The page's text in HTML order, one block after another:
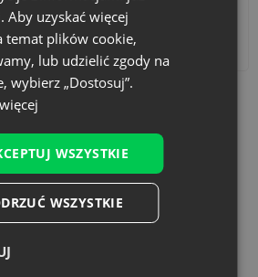
Zestawy
Aby uzyskać więcej
temat plików cookie,
lub udzielić zgody na
wybierz „Dostosuj”.
WSZYSTKIE
WSZYSTKIE